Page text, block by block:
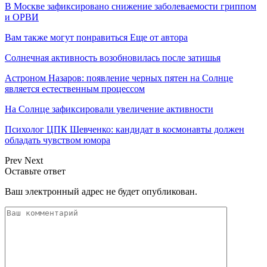
В Москве зафиксировано снижение заболеваемости гриппом
и ОРВИ
Вам также могут понравиться Еще от автора
Солнечная активность возобновилась после затишья
Астроном Назаров: появление черных пятен на Солнце
является естественным процессом
На Солнце зафиксировали увеличение активности
Психолог ЦПК Шевченко: кандидат в космонавты должен
обладать чувством юмора
Prev Next
Оставьте ответ
Ваш электронный адрес не будет опубликован.